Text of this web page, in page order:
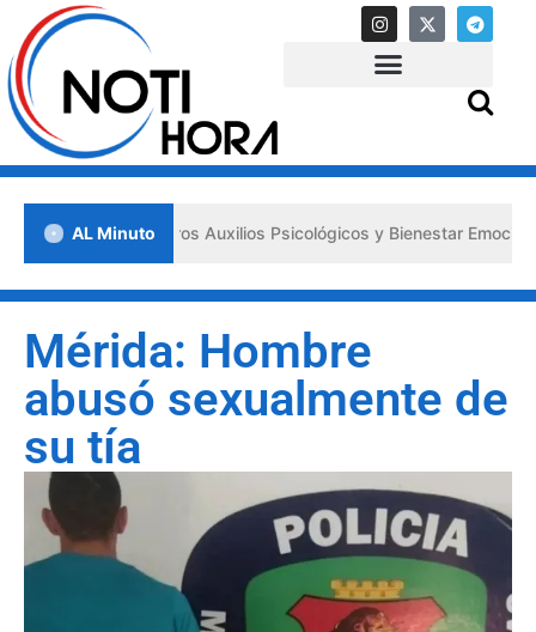
AL Minuto
los «Primeros Auxilios Psicológicos y Bienestar Emocional»
Mérida: Hombre
abusó sexualmente de
su tía